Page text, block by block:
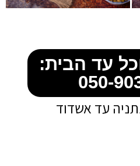
עד הבית:
050-
עד אשדוד